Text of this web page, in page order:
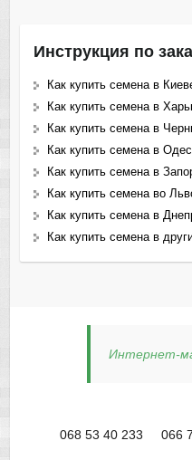
Инструкция по
Как купить семена в
Как купить семена в
Как купить семена в
Как купить семена в
Как купить семена в
Как купить семена во
Как купить семена в
Как купить семена в
Интернет-
068 53 40 233 066